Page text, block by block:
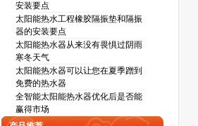
安装要点
太阳能热水工程橡胶隔振垫和隔振
器的安装要点
太阳能热水器从来没有畏惧过阴雨
寒冬天气
太阳能热水器可以让您在夏季蹭到
免费的热水器
全智能太阳能热水器优化后是否能
赢得市场